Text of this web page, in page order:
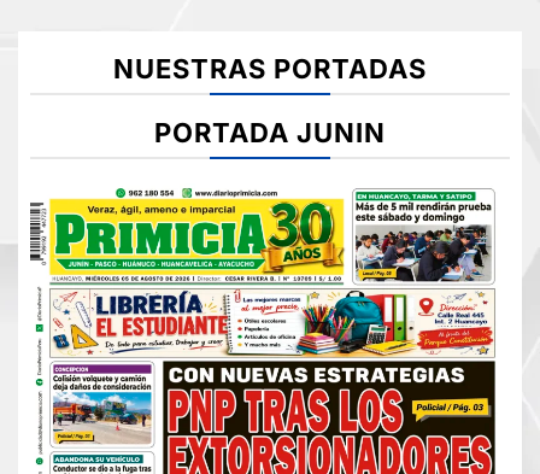
NUESTRAS PORTADAS
PORTADA JUNIN